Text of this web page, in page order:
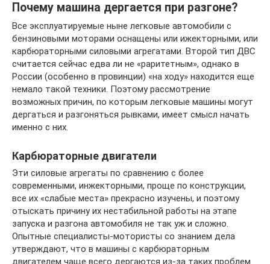
Почему машина дергается при разгоне?
Все эксплуатируемые ныне легковые автомобили с
бензиновыми моторами оснащены или ижекторными, или
карбюраторными силовыми агрегатами. Второй тип ДВС
считается сейчас едва ли не «раритетным», однако в
России (особенно в провинции) «на ходу» находится еще
немало такой техники. Поэтому рассмотрение
возможных причин, по которым легковые машины могут
дергаться и разгоняться рывками, имеет смысл начать
именно с них.
Карбюраторные двигатели
Эти силовые агрегаты по сравнению с более
современными, инжекторными, проще по конструкции,
все их «слабые места» прекрасно изучены, и поэтому
отыскать причину их нестабильной работы на этапе
запуска и разгона автомобиля не так уж и сложно.
Опытные специалисты-мотористы со знанием дела
утверждают, что в машины с карбюраторным
двигателем чаще всего дергаются из-за таких проблем